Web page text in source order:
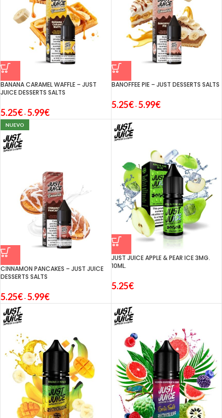
BANANA CARAMEL WAFFLE – JUST
JUICE DESSERTS SALTS
5.25€ - 5.99€
BANOFFEE PIE – JUST DESSERTS SALTS
5.25€ - 5.99€
NUEVO
CINNAMON PANCAKES – JUST JUICE
DESSERTS SALTS
5.25€ - 5.99€
JUST JUICE APPLE & PEAR ICE 3MG.
10ML.
5.25€